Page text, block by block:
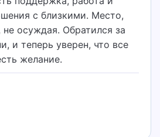
с близкими. Место,
не осуждая. Обратился за
и теперь уверен, что все
желание.